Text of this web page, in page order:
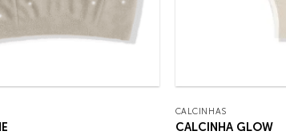
CALCINHAS
CALCINHA GLOW